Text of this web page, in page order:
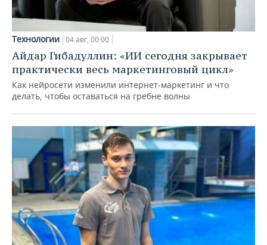
Технологии 04 авг, 00:00
Айдар Гибадуллин: «ИИ сегодня закрывает
практически весь маркетинговый цикл»
Как нейросети изменили интернет-маркетинг и что
делать, чтобы оставаться на гребне волны